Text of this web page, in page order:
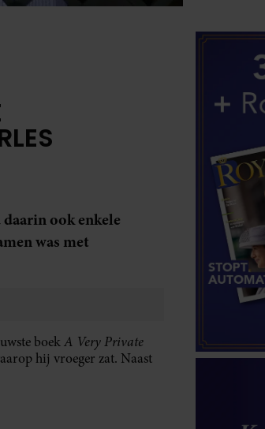
ook enkele
was met
boekA Very Private
hij vroeger zat. Naast